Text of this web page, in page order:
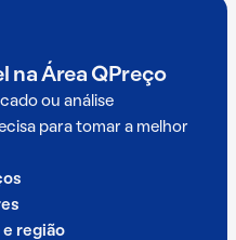
na Área QPreço
ou análise
para tomar a melhor
região